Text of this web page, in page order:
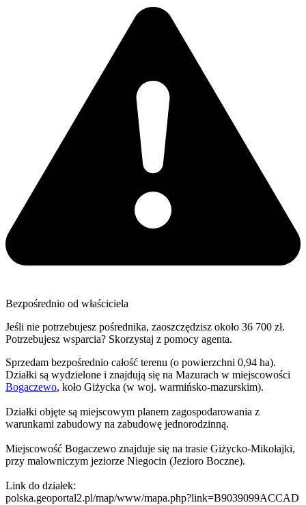
Bezpośrednio od właściciela
Jeśli nie potrzebujesz pośrednika, zaoszczędzisz około 36 700 zł.
Potrzebujesz wsparcia? Skorzystaj z pomocy agenta.
Sprzedam bezpośrednio całość terenu (o powierzchni 0,94 ha).
Działki są wydzielone i znajdują się na Mazurach w miejscowości
Bogaczewo, koło Giżycka (w woj. warmińsko-mazurskim).
Działki objęte są miejscowym planem zagospodarowania z
warunkami zabudowy na zabudowę jednorodzinną.
Miejscowość Bogaczewo znajduje się na trasie Giżycko-Mikołajki,
przy malowniczym jeziorze Niegocin (Jezioro Boczne).
Link do działek:
polska.geoportal2.pl/map/www/mapa.php?link=B9039099ACCAD